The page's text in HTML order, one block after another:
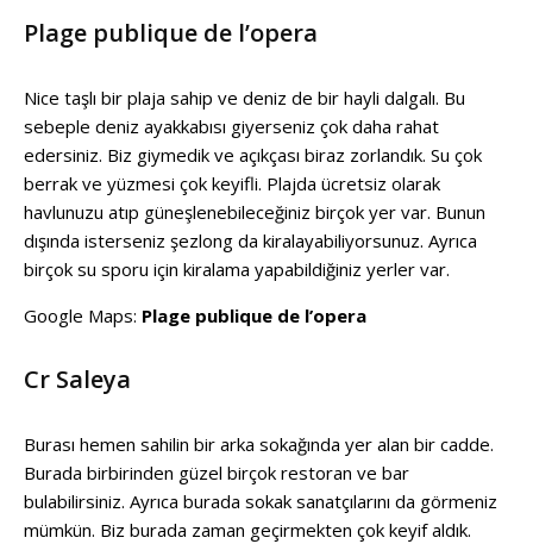
Plage publique de l’opera
Nice taşlı bir plaja sahip ve deniz de bir hayli dalgalı. Bu
sebeple deniz ayakkabısı giyerseniz çok daha rahat
edersiniz. Biz giymedik ve açıkçası biraz zorlandık. Su çok
berrak ve yüzmesi çok keyifli. Plajda ücretsiz olarak
havlunuzu atıp güneşlenebileceğiniz birçok yer var. Bunun
dışında isterseniz şezlong da kiralayabiliyorsunuz. Ayrıca
birçok su sporu için kiralama yapabildiğiniz yerler var.
Google Maps: Plage publique de l’opera
Cr Saleya
Burası hemen sahilin bir arka sokağında yer alan bir cadde.
Burada birbirinden güzel birçok restoran ve bar
bulabilirsiniz. Ayrıca burada sokak sanatçılarını da görmeniz
mümkün. Biz burada zaman geçirmekten çok keyif aldık.